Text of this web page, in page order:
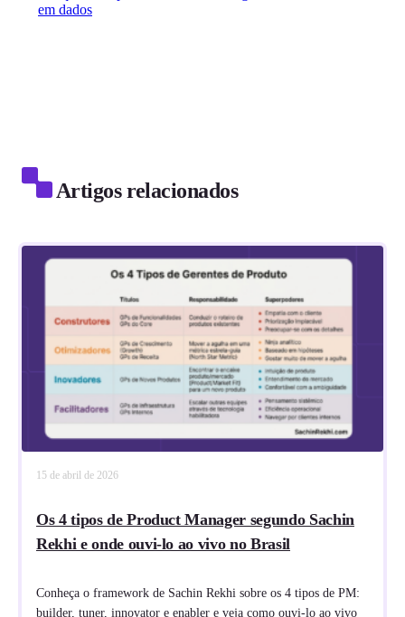
em dados
Artigos relacionados
15 de abril de 2026
Os 4 tipos de Product Manager segundo Sachin
Rekhi e onde ouvi-lo ao vivo no Brasil
Conheça o framework de Sachin Rekhi sobre os 4 tipos de PM:
builder, tuner, innovator e enabler e veja como ouvi-lo ao vivo